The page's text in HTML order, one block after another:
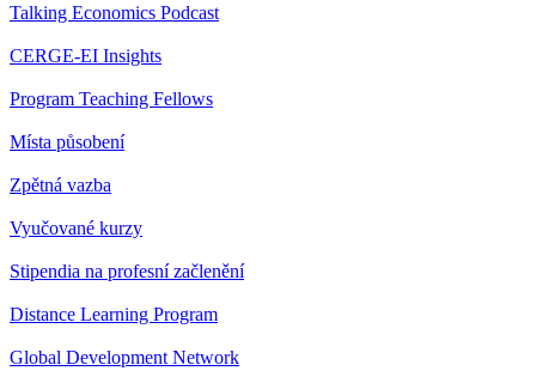
Talking Economics Podcast
CERGE-EI Insights
Program Teaching Fellows
Místa působení
Zpětná vazba
Vyučované kurzy
Stipendia na profesní začlenění
Distance Learning Program
Global Development Network